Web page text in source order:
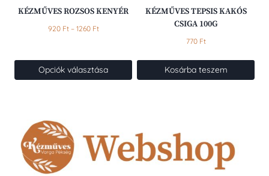
választhatók
KÉZMŰVES ROZSOS KENYÉR
920 Ft – 1260 FtÁrtartomány:
1260 Ft
Opciók választása
variációja
van.
KÉZMŰVES TEPSIS KAKÓS
CSIGA 100G
770 Ft
Kosárba teszem